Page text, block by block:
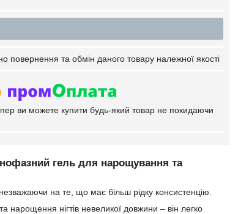
повернення та обмін даного товару належної якості
ви можете купити будь-який товар не покидаючи
гель для нарощування та
на те, що має більш рідку консистенцію.
нарощення нігтів невеликої довжини – він легко